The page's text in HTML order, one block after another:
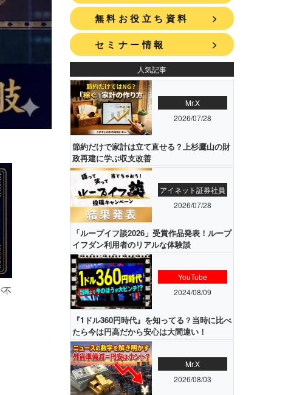
不
>
無料お役立ち資料
>
セミナー情報
人気記事
Mr.X
2026/07/28
節約だけで家計は立て直せる？上杉鷹山の財
政再建に学ぶ収支改善
アイネット証券社員
2026/07/28
「ループイフ談2026」受賞作品発表！ループ
イフダン利用者のリアルな体験談
YouTube
2024/08/09
『1ドル360円時代』を知ってる？当時に比べ
たら今は円高だから安心は大間違い！
Mr.X
2026/08/03